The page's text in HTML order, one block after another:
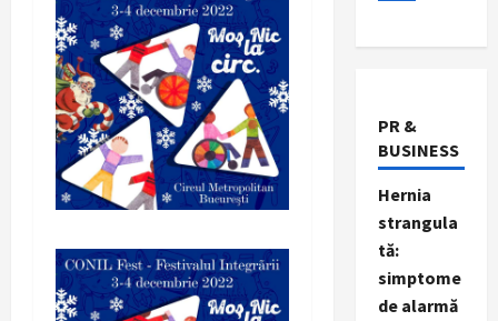
PR &
BUSINESS
Hernia
strangula
tă:
simptome
de alarmă